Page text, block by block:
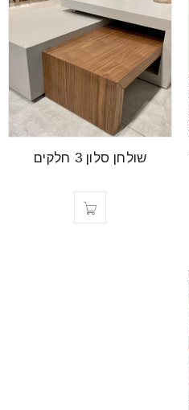
שולחן סלון 3 חלקים